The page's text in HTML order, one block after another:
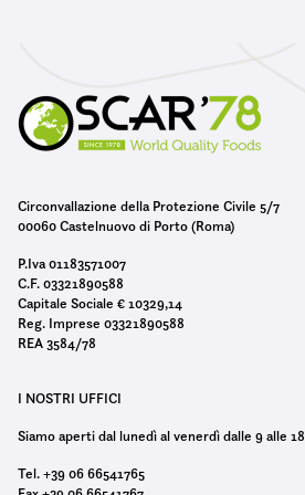
Circonvallazione della Protezione Civile 5/7
00060 Castelnuovo di Porto (Roma)
P.Iva 01183571007
C.F. 03321890588
Capitale Sociale € 10329,14
Reg. Imprese 03321890588
REA 3584/78
I NOSTRI UFFICI
Siamo aperti dal lunedì al venerdì dalle 9 alle 18
Tel. +39 06 66541765